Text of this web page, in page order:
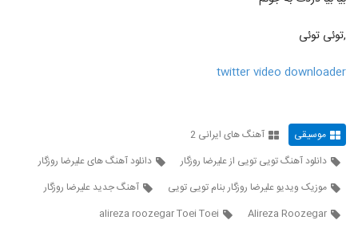
40
alireza ghorbani Eshgh Asan
42
آصف آریا آهنگ چه عجب (رمیکس)
43
دانلود آهنگ جدید و زیبای امیر عباس گلاب با
نام کودکانه
,توئی توئی
twitter video downloader
موسیقی
آهنگ های ایرانی 2
دانلود آهنگ تویی تویی از علیرضا روزگار
دانلود آهنگ های علیرضا روزگار
موزیک ویدیو علیرضا روزگار بنام تویی تویی
آهنگ جدید علیرضا روزگار
Alireza Roozegar
alireza roozegar Toei Toei